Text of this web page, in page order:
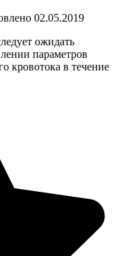
02.05.2019
ожидать
параметров
кровотока в течение